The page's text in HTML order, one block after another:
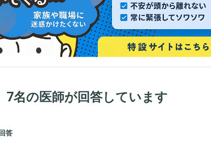
7名の医師が回答しています
答